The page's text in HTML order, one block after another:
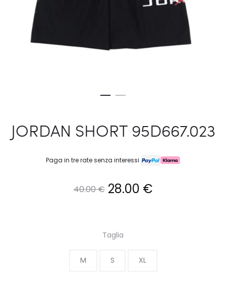
JORDAN SHORT 95D667.023
Paga in tre rate senza interessi
40.00€ Il
originale
era:
28.00 €Il
Taglia
M S XL